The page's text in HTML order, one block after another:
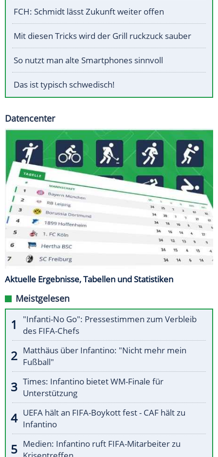
FCH: Schmidt lässt Zukunft weiter offen
Mit diesen Tricks wird der Grill ruckzuck sauber
So nutzt man alte Smartphones sinnvoll
Das ist typisch schwedisch!
Datencenter
Aktuelle Ergebnisse, Tabellen und Statistiken
Meistgelesen
"Infanti-No Go": Pressestimmen zum Verbleib
des FIFA-Chefs
Matthäus über Infantino: "Nicht mehr mein
Fußball"
Times: Infantino bietet WM-Finale für
Unterstützung
UEFA hält an FIFA-Boykott fest - CAF hält zu
Infantino
Medien: Infantino ruft FIFA-Mitarbeiter zu